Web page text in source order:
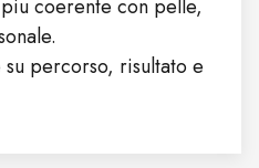
coerente con pelle,
percorso, risultato e